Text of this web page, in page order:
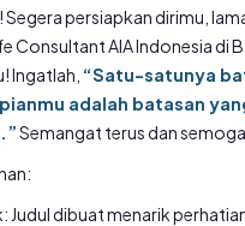
Segera persiapkan dirimu,
Consultant AIA Indonesia di
Ingatlah, “Satu-satunya
adalah batasan
Semangat terus dan
Judul dibuat menarik